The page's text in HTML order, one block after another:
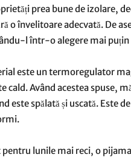
prea bune de izolare,
o învelitoare adecvată. De
l într-o alegere mai puțin
este un termoregulator
cald. Având acestea spuse,
este spălată și uscată. Este
lunile mai reci, o